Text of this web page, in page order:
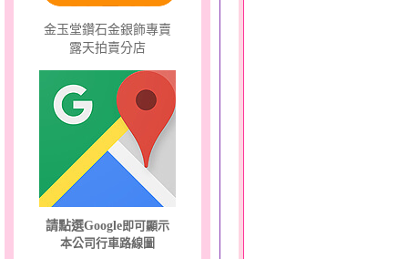
金玉堂鑽石金銀飾專賣
露天拍賣分店
請點選Google即可顯示
本公司行車路線圖